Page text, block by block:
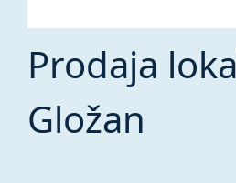
Prodaja
Gložan